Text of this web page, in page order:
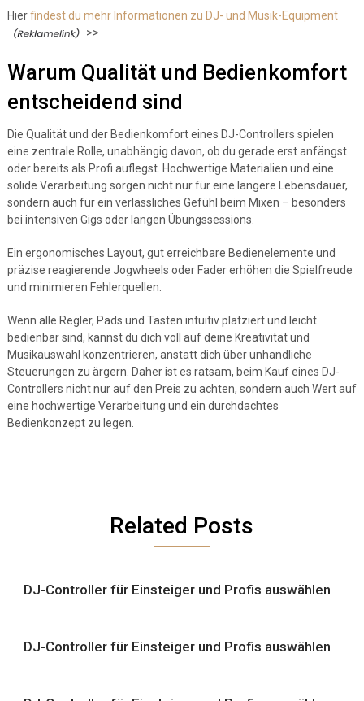
Hierfindest du mehr Informationen zu DJ- und Musik-Equipment
>>
Warum Qualität und Bedienkomfort
entscheidend sind
Die Qualität und der Bedienkomfort eines DJ-Controllers spielen
eine zentrale Rolle, unabhängig davon, ob du gerade erst anfängst
oder bereits als Profi auflegst. Hochwertige Materialien und eine
solide Verarbeitung sorgen nicht nur für eine längere Lebensdauer,
sondern auch für ein verlässliches Gefühl beim Mixen – besonders
bei intensiven Gigs oder langen Übungssessions.
Ein ergonomisches Layout, gut erreichbare Bedienelemente und
präzise reagierende Jogwheels oder Fader erhöhen die Spielfreude
und minimieren Fehlerquellen.
Wenn alle Regler, Pads und Tasten intuitiv platziert und leicht
bedienbar sind, kannst du dich voll auf deine Kreativität und
Musikauswahl konzentrieren, anstatt dich über unhandliche
Steuerungen zu ärgern. Daher ist es ratsam, beim Kauf eines DJ-
Controllers nicht nur auf den Preis zu achten, sondern auch Wert auf
eine hochwertige Verarbeitung und ein durchdachtes
Bedienkonzept zu legen.
Related Posts
DJ-Controller für Einsteiger und Profis auswählen
DJ-Controller für Einsteiger und Profis auswählen